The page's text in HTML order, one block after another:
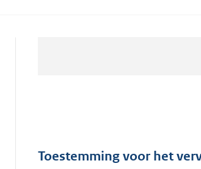
Toestemming voor het